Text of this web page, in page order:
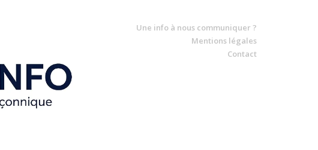
Une info à nous communiquer ?
Mentions légales
Contact